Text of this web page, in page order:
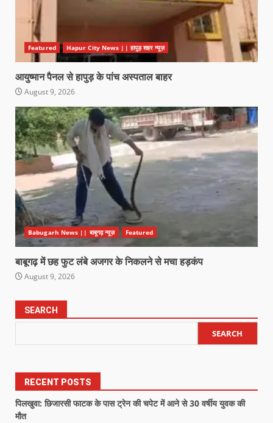
Featured Hapur City News || हापुड़ शहर न्यूज़
आयुष्मान पैनल से हापुड़ के पांच अस्पताल बाहर
August 9, 2026
Babugarh News || बाबूगढ़ न्यूज़ Featured
बाबूगढ़ में छह फुट लंबे अजगर के निकलने से मचा हड़कंप
August 9, 2026
SEARCH
SEARCH
RECENT POSTS
पिलखुवा: छिजारसी फाटक के पास ट्रेन की चपेट में आने से 30 वर्षीय युवक की
मौत